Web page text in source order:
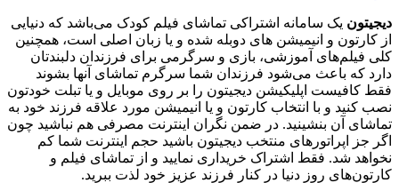
دیجیتون یک سامانه اشتراکی تماشای فیلم کودک می‌باشد که دنیایی
از کارتون و انیمیشن های دوبله شده و یا زبان اصلی است، همچنین
کلی فیلم‌های آموزشی، بازی و سرگرمی برای فرزندان دلبندتان
دارد که باعث می‌شود فرزندان شما سرگرم تماشای آنها بشوند
فقط کافیست اپلیکیشن دیجیتون را بر روی موبایل و یا تبلت خودتون
نصب کنید و با انتخاب کارتون و یا انیمیشن مورد علاقه فرزند خود به
تماشای آن بنشینید. در ضمن نگران اینترنت مصرفی هم نباشید چون
اگر جز اپراتورهای منتخب دیجیتون باشید حجم اینترنت شما کم
نخواهد شد. فقط اشتراک خریداری نمایید و از تماشای فیلم و
کارتون‌های روز دنیا در کنار فرزند عزیز خود لذت ببرید.